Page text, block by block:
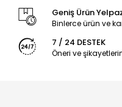
Geniş Ürün
Binlerce ürün ve
7 / 24 DESTEK
Öneri ve